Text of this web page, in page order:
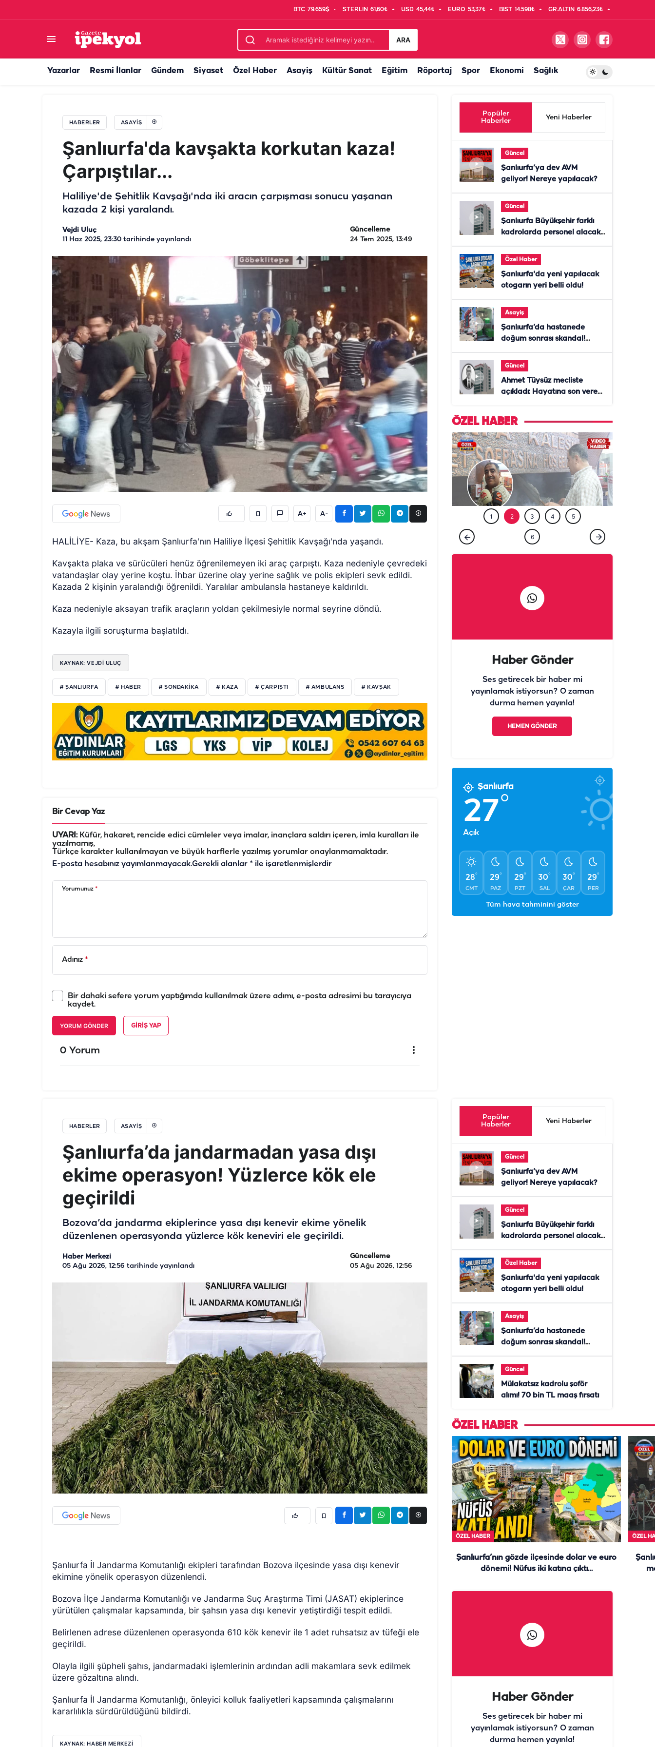
BTC 79.659$ STERLIN 61,60₺ USD 45,44₺ EURO 53,37₺ BIST 14.598₺ GR.ALTIN 6.856,23₺
ARA
Yazarlar Resmi İlanlar Gündem Siyaset Özel Haber Asayiş Kültür Sanat Eğitim Röportaj Spor Ekonomi Sağlık
HABERLER ASAYIŞ
Şanlıurfa'da kavşakta korkutan kaza!
Çarpıştılar...
Haliliye'de Şehitlik Kavşağı'nda iki aracın çarpışması sonucu yaşanan
kazada 2 kişi yaralandı.
Vejdi Uluç
11 Haz 2025, 23:30 tarihinde yayınlandı
Güncelleme
24 Tem 2025, 13:49
A+ A-
HALİLİYE- Kaza, bu akşam Şanlıurfa'nın Haliliye İlçesi Şehitlik Kavşağı'nda yaşandı.
Kavşakta plaka ve sürücüleri henüz öğrenilemeyen iki araç çarpıştı. Kaza nedeniyle çevredeki
vatandaşlar olay yerine koştu. İhbar üzerine olay yerine sağlık ve polis ekipleri sevk edildi.
Kazada 2 kişinin yaralandığı öğrenildi. Yaralılar ambulansla hastaneye kaldırıldı.
Kaza nedeniyle aksayan trafik araçların yoldan çekilmesiyle normal seyrine döndü.
Kazayla ilgili soruşturma başlatıldı.
KAYNAK: VEJDI ULUÇ
# ŞANLIURFA # HABER # SONDAKIKA # KAZA # ÇARPIŞTI # AMBULANS # KAVŞAK
Bir Cevap Yaz
UYARI:Küfür, hakaret, rencide edici cümleler veya imalar, inançlara saldırı içeren, imla kuralları ile
yazılmamış,
Türkçe karakter kullanılmayan ve büyük harflerle yazılmış yorumlar onaylanmamaktadır.
E-posta hesabınız yayımlanmayacak.Gerekli alanlar * ile işaretlenmişlerdir
Yorumunuz *
Adınız *
Bir dahaki sefere yorum yaptığımda kullanılmak üzere adımı, e-posta adresimi bu tarayıcıya
kaydet.
YORUM GÖNDER GIRIŞ YAP
0 Yorum
Popüler
Haberler
Yeni Haberler
Güncel
Şanlıurfa’ya dev AVM
geliyor! Nereye yapılacak?
Güncel
Şanlıurfa Büyükşehir farklı
kadrolarda personel alacak!
Özel Haber
Şanlıurfa'da yeni yapılacak
otogarın yeri belli oldu!
Asayiş
Şanlıurfa’da hastanede
doğum sonrası skandal!
Güncel
Ahmet Tüysüz mecliste
açıkladı: Hayatına son veren
ÖZEL HABER
1 2 3 4 5
6
Haber Gönder
Ses getirecek bir haber mi
yayınlamak istiyorsun? O zaman
durma hemen yayınla!
HEMEN GÖNDER
Şanlıurfa
27°
Açık
28°
CMT
29°
PAZ
29°
PZT
30°
SAL
30°
ÇAR
29°
PER
Tüm hava tahminini göster
HABERLER ASAYIŞ
Şanlıurfa’da jandarmadan yasa dışı
ekime operasyon! Yüzlerce kök ele
geçirildi
Bozova’da jandarma ekiplerince yasa dışı kenevir ekime yönelik
düzenlenen operasyonda yüzlerce kök keneviri ele geçirildi.
Haber Merkezi
05 Ağu 2026, 12:56 tarihinde yayınlandı
Güncelleme
05 Ağu 2026, 12:56
Şanlıurfa İl Jandarma Komutanlığı ekipleri tarafından Bozova ilçesinde yasa dışı kenevir
ekimine yönelik operasyon düzenlendi.
Bozova İlçe Jandarma Komutanlığı ve Jandarma Suç Araştırma Timi (JASAT) ekiplerince
yürütülen çalışmalar kapsamında, bir şahsın yasa dışı kenevir yetiştirdiği tespit edildi.
Belirlenen adrese düzenlenen operasyonda 610 kök kenevir ile 1 adet ruhsatsız av tüfeği ele
geçirildi.
Olayla ilgili şüpheli şahıs, jandarmadaki işlemlerinin ardından adli makamlara sevk edilmek
üzere gözaltına alındı.
Şanlıurfa İl Jandarma Komutanlığı, önleyici kolluk faaliyetleri kapsamında çalışmalarını
kararlılıkla sürdürüldüğünü bildirdi.
KAYNAK: HABER MERKEZİ
Şanlıurfa’da jandarmadan yasa dışı ekime operasyon! Yüzlerce kök ele geçirildi
Popüler
Haberler
Yeni Haberler
Güncel
Şanlıurfa’ya dev AVM
geliyor! Nereye yapılacak?
Güncel
Şanlıurfa Büyükşehir farklı
kadrolarda personel alacak!
Başvurular başladı
Özel Haber
Şanlıurfa'da yeni yapılacak
otogarın yeri belli oldu!
Asayiş
Şanlıurfa’da hastanede
doğum sonrası skandal!
Anne öldü, doktor tutuklandı
Güncel
Mülakatsız kadrolu şoför
alımı! 70 bin TL maaş fırsatı
ÖZEL HABER
ÖZEL HABER
Şanlıurfa’nın gözde ilçesinde dolar ve euro
dönemi! Nüfus iki katına çıktı…
ÖZEL
Haber Gönder
Ses getirecek bir haber mi
yayınlamak istiyorsun? O zaman
durma hemen yayınla!